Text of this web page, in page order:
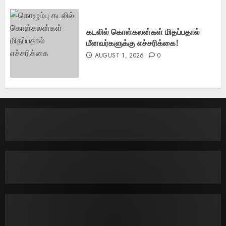
கடலில் கொள்கலன்கள் மிதப்பதால்
மீனவர்களுக்கு எச்சரிக்கை!
AUGUST 1, 2026 0